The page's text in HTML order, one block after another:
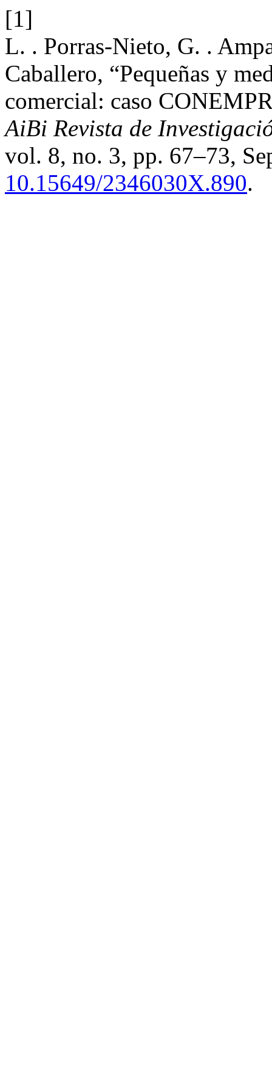
[1]
L. . Porras-Nieto, G. .
Caballero, “Pequeñas y
comercial: caso
AiBi Revista de
vol. 8, no. 3, pp. 67–73,
10.15649/2346030X.890.